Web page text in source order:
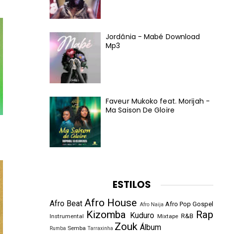
Jordânia - Mabé Download
Mp3
Faveur Mukoko feat. Morijah -
Ma Saison De Gloire
ESTILOS
Afro Beat Afro House Afro Naija Afro Pop Gospel
Instrumental Kizomba Kuduro Mixtape R&B Rap
Rumba Semba Tarraxinha Zouk Álbum